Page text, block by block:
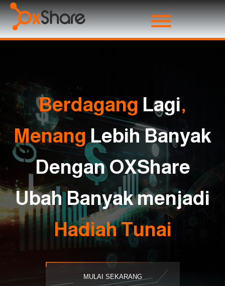
Berdagang Lagi,
Menang Lebih Banyak
Dengan OXShare
Ubah Banyak menjadi
Hadiah Tunai
MULAI SEKARANG